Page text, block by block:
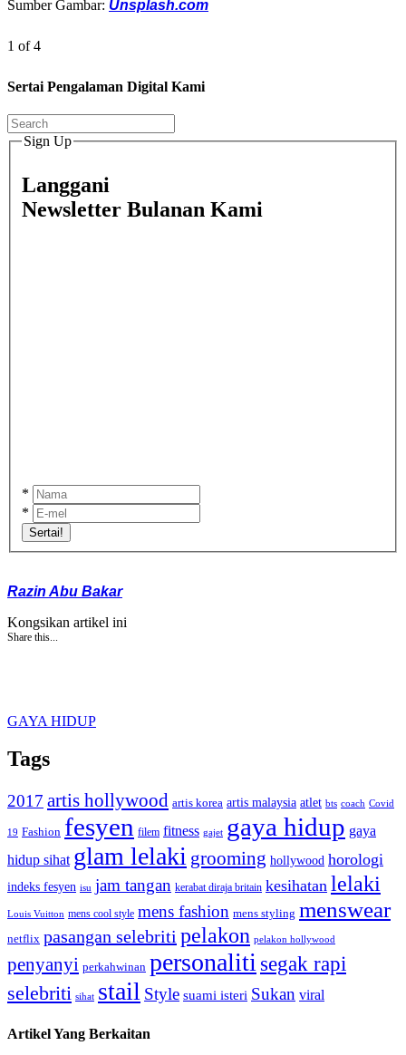
Sumber Gambar: Unsplash.com
1 of 4
Sertai Pengalaman Digital Kami
Sign Up
Langgani
Newsletter Bulanan Kami
*
*
Sertai!
Razin Abu Bakar
Kongsikan artikel ini
Share this...
GAYA HIDUP
Tags
2017 artis hollywood artis korea artis malaysia atlet bts coach Covid
19 Fashion fesyen filem fitness gajet gaya hidup gaya
hidup sihat glam lelaki grooming hollywood horologi
indeks fesyen isu jam tangan kerabat diraja britain kesihatan lelaki
Louis Vuitton mens cool style mens fashion mens styling menswear
netflix pasangan selebriti pelakon pelakon hollywood
penyanyi perkahwinan personalitisegak rapi
selebriti sihat stail Style suami isteri Sukan viral
Artikel Yang Berkaitan